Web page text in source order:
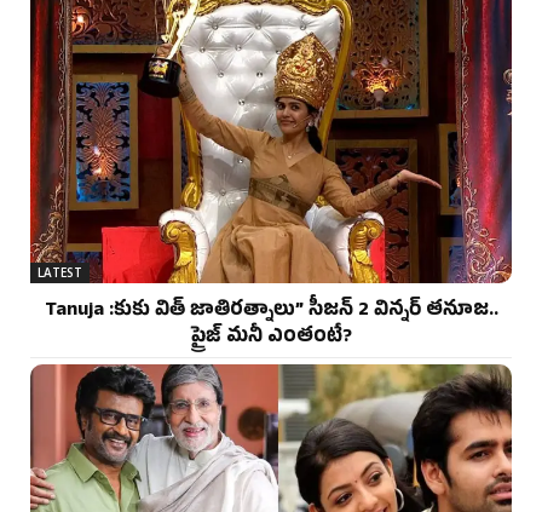
LATEST
Tanuja :కుకు విత్ జాతిరత్నాలు” సీజన్ 2 విన్నర్ తనూజ..
ప్రైజ్ మనీ ఎంతంటే?